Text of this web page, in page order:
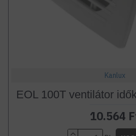
Kanlux
EOL 100T ventilátor
10.564